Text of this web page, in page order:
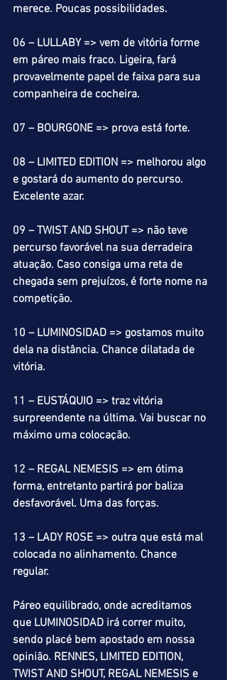
merece. Poucas possibilidades.
06 – LULLABY => vem de vitória forme
em páreo mais fraco. Ligeira, fará
provavelmente papel de faixa para sua
companheira de cocheira.
07 – BOURGONE => prova está forte.
08 – LIMITED EDITION => melhorou algo
e gostará do aumento do percurso.
Excelente azar.
09 – TWIST AND SHOUT => não teve
percurso favorável na sua derradeira
atuação. Caso consiga uma reta de
chegada sem prejuízos, é forte nome na
competição.
10 – LUMINOSIDAD => gostamos muito
dela na distância. Chance dilatada de
vitória.
11 – EUSTÁQUIO => traz vitória
surpreendente na última. Vai buscar no
máximo uma colocação.
12 – REGAL NEMESIS => em ótima
forma, entretanto partirá por baliza
desfavorável. Uma das forças.
13 – LADY ROSE => outra que está mal
colocada no alinhamento. Chance
regular.
Páreo equilibrado, onde acreditamos
que LUMINOSIDAD irá correr muito,
sendo placé bem apostado em nossa
opinião. RENNES, LIMITED EDITION,
TWIST AND SHOUT, REGAL NEMESIS e